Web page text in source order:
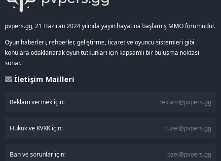
pvpers.gg, 21 Haziran 2024 yılında yayın hayatına başlamış MMO forumudur.
Oyun haberleri, rehberler, geliştirme, ticaret ve oyuncu sistemleri gibi
konulara odaklanarak oyun tutkunları için kapsamlı bir buluşma noktası
sunar.
İletişim Mailleri
Reklam vermek için: reklam@pvpers.gg
Hukuk ve KVKK için: tuzel@pvpers.gg
Ban ve sorunlar için: ozel@pvpers.gg